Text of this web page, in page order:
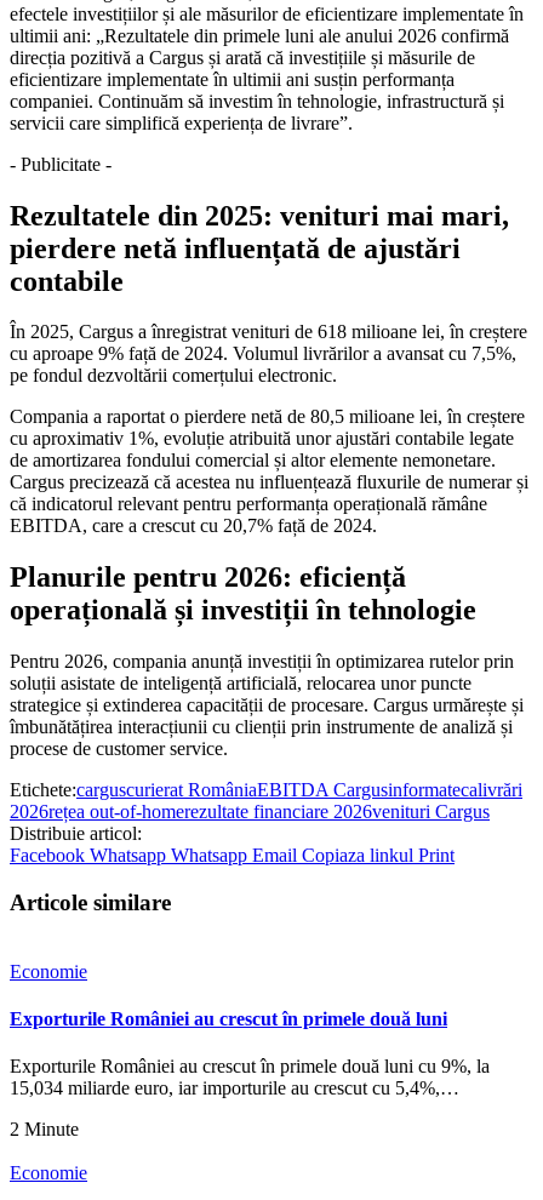
efectele investițiilor și ale măsurilor de eficientizare implementate în
ultimii ani: „Rezultatele din primele luni ale anului 2026 confirmă
direcția pozitivă a Cargus și arată că investițiile și măsurile de
eficientizare implementate în ultimii ani susțin performanța
companiei. Continuăm să investim în tehnologie, infrastructură și
servicii care simplifică experiența de livrare”.
- Publicitate -
Rezultatele din 2025: venituri mai mari,
pierdere netă influențată de ajustări
contabile
În 2025, Cargus a înregistrat venituri de 618 milioane lei, în creștere
cu aproape 9% față de 2024. Volumul livrărilor a avansat cu 7,5%,
pe fondul dezvoltării comerțului electronic.
Compania a raportat o pierdere netă de 80,5 milioane lei, în creștere
cu aproximativ 1%, evoluție atribuită unor ajustări contabile legate
de amortizarea fondului comercial și altor elemente nemonetare.
Cargus precizează că acestea nu influențează fluxurile de numerar și
că indicatorul relevant pentru performanța operațională rămâne
EBITDA, care a crescut cu 20,7% față de 2024.
Planurile pentru 2026: eficiență
operațională și investiții în tehnologie
Pentru 2026, compania anunță investiții în optimizarea rutelor prin
soluții asistate de inteligență artificială, relocarea unor puncte
strategice și extinderea capacității de procesare. Cargus urmărește și
îmbunătățirea interacțiunii cu clienții prin instrumente de analiză și
procese de customer service.
Etichete:carguscurierat RomâniaEBITDA Cargusinformatecalivrări
2026rețea out-of-homerezultate financiare 2026venituri Cargus
Distribuie articol:
Facebook Whatsapp Whatsapp Email Copiaza linkul Print
Articole similare
Economie
Exporturile României au crescut în primele două luni
Exporturile României au crescut în primele două luni cu 9%, la
15,034 miliarde euro, iar importurile au crescut cu 5,4%,…
2 Minute
Economie